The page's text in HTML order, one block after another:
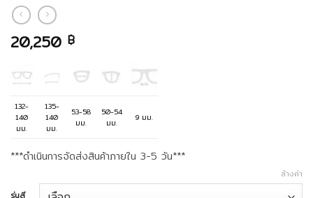
20,250 ฿
132-
140
มม.
135-
140
มม.
53-58
มม.
50-54
มม.
9 มม.
***ดำเนินการจัดส่งสินค้าภายใน 3-5 วัน***
รุ่นสี
ล้างค่า